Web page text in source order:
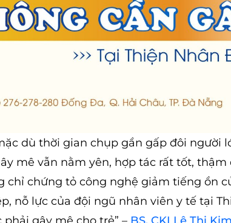
dù thời gian chụp gần gấp đôi người
mê vẫn nằm yên, hợp tác rất tốt,
chứng tỏ công nghệ giảm tiếng ồn
nỗ lực của đội ngũ nhân viên y tế tại